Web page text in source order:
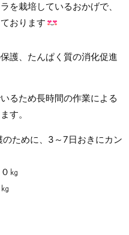
を栽培しているおかげで、
おります
護、たんぱく質の消化促進
るため長時間の作業による
す。
ために、3～7日おきにカン
㎏